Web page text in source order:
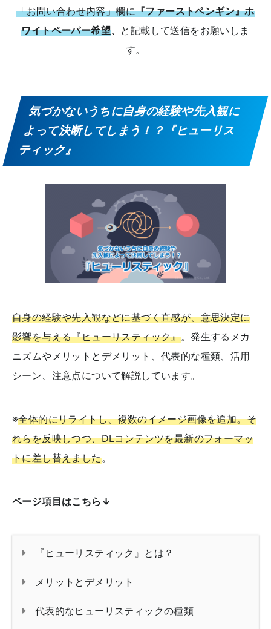
「お問い合わせ内容」欄に『ファーストペンギン』ホ
ワイトペーパー希望、 と記載して送信をお願いしま
す。
気づかないうちに自身の経験や先入観に
よって決断してしまう！？『ヒューリス
ティック』
自身の経験や先入観などに基づく直感が、意思決定に
影響を与える『ヒューリスティック』。発生するメカ
ニズムやメリットとデメリット、代表的な種類、活用
シーン、注意点について解説しています。
※全体的にリライトし、複数のイメージ画像を追加。そ
れらを反映しつつ、DLコンテンツを最新のフォーマッ
トに差し替えました。
ページ項目はこちら↓
『ヒューリスティック』とは？
メリットとデメリット
代表的なヒューリスティックの種類